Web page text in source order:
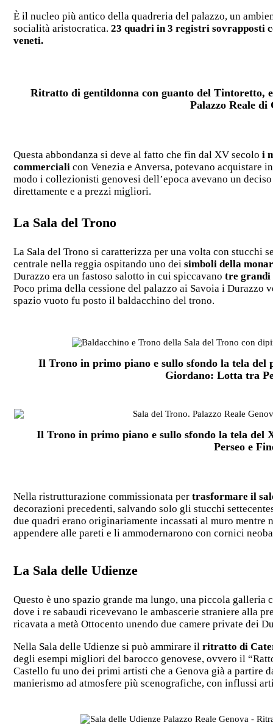
È il nucleo più antico della quadreria del palazzo, un
socialità aristocratica.23 quadri in 3 registri sovrapposti
veneti.
Ritratto di gentildonna con guanto del Tintoretto,
Palazzo Reale di
Questa abbondanza si deve al fatto che fin dal XV secoloi
commerciali con Venezia e Anversa, potevano
modo i collezionisti genovesi dell’epoca avevano un
direttamente e a prezzi migliori.
La Sala del Trono
La Sala del Trono si caratterizza per una volta con stucchi
centrale nella reggia ospitando uno deisimboli della
Durazzo era un fastoso salotto in cui spiccavano tre grandi
Poco prima della cessione del palazzo ai Savoia i
spazio vuoto fu posto il baldacchino del trono.
Il Trono in primo piano e sullo sfondo la tela del
Giordano: Lotta tra
Il Trono in primo piano e sullo sfondo la tela
Perseo e
Nella ristrutturazione commissionata pertrasformare il
decorazioni precedenti, salvando solo gli stucchi
due quadri erano originariamente incassati al muro mentre
appendere alle pareti e li ammodernarono con cornici
La Sala delle Udienze
Questo è uno spazio grande ma lungo, una piccola galleria
dove i re sabaudi ricevevano le ambascerie straniere alla
ricavata a metà Ottocento unendo due camere private dei
Nella Sala delle Udienze si può ammirare ilritratto di
degli esempi migliori del barocco genovese, ovvero il
Castello fu uno dei primi artisti che a Genova già a partire
manierismo ad atmosfere più scenografiche, con influssi